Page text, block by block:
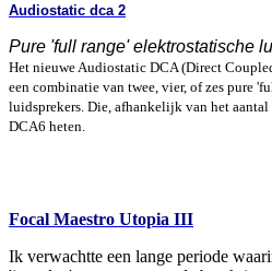
Audiostatic dca 2
Pure 'full range' elektrostatische
Het nieuwe Audiostatic DCA (Direct
een combinatie van twee, vier, of zes pure
luidsprekers. Die, afhankelijk van het
DCA6 heten.
Focal Maestro Utopia III
Ik verwachtte een lange periode